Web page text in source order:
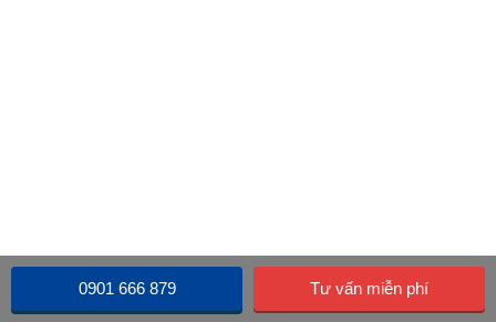
0901 666 879 Tư vấn miễn phí